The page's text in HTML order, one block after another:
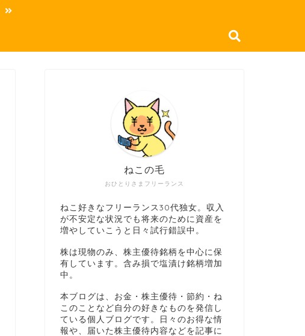
おひとりさまフリーランス
ねこの毛
ねこ好きなフリーランス30代独女。収入
が不安定な状況でも将来のために資産を
増やしていこうと日々試行錯誤中。
株は現物のみ、株主優待銘柄を中心に保
有しています。含み損で塩漬け銘柄増加
中。
本ブログは、お金・株主優待・節約・ね
このことなど自分の好きなものを発信し
ている個人ブログです。日々のお得な情
報や、届いた株主優待内容などを記事に